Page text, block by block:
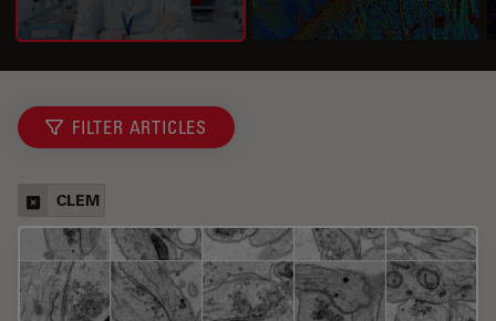
FILTER ARTICLES
CLEM